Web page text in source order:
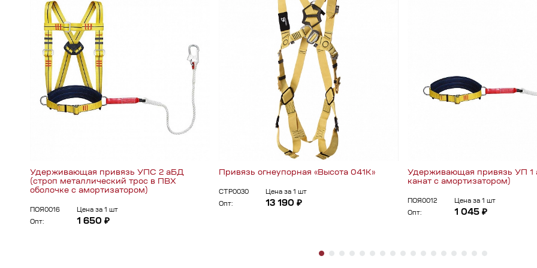
Удерживающая привязь УПС 2 аБД
(строп металлический трос в ПВХ
оболочке с амортизатором)
ПОЯ0016
Цена за 1 шт
Опт:
1 650 ₽
Привязь огнеупорная «Высота 041К»
СТР0030
Цена за 1 шт
Опт:
13 190 ₽
Удерживающая привязь УП 1
канат с амортизатором)
ПОЯ0012
Цена за 1 шт
Опт:
1 045 ₽